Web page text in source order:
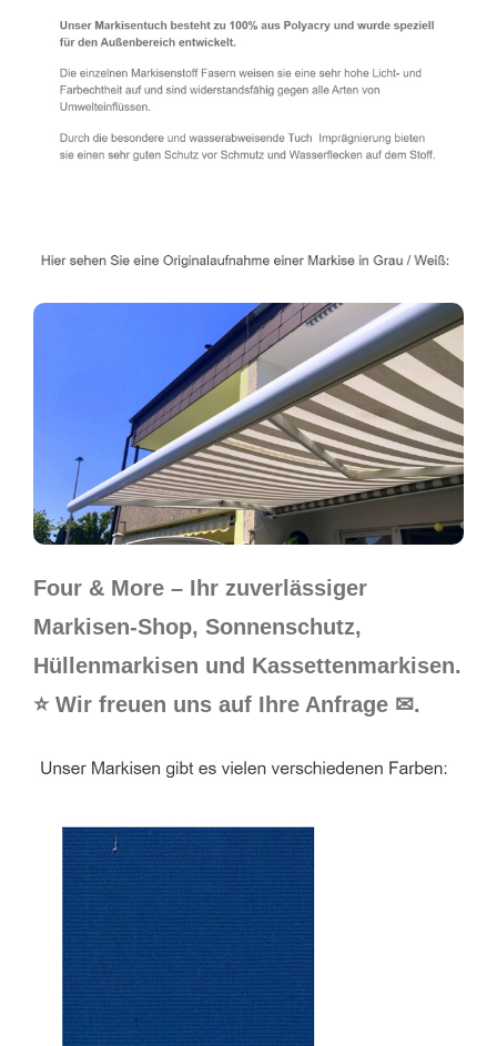
Four & More – Ihr zuverlässiger
Markisen-Shop, Sonnenschutz,
Hüllenmarkisen und Kassettenmarkisen.
⭐ Wir freuen uns auf Ihre Anfrage ✉.